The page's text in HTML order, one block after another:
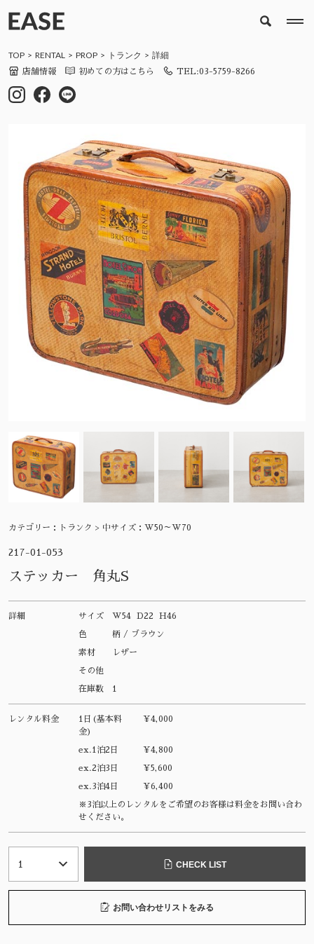
TOP RENTAL PROP トランク 詳細
店舗情報 初めての方はこちら TEL:03-5759-8266
カテゴリー： トランク > 中サイズ：W50～W70
217-01-053
ステッカー 角丸S
詳細 サイズ W54 D22 H46
色 柄 / ブラウン
素材 レザー
その他
在庫数 1
レンタル料金
1日(基本料
金)
¥4,000
ex.1泊2日 ¥4,800
ex.2泊3日 ¥5,600
ex.3泊4日 ¥6,400
※3泊以上のレンタルをご希望のお客様は料金をお問い合わ
せください。
CHECK LIST
お問い合わせリストをみる